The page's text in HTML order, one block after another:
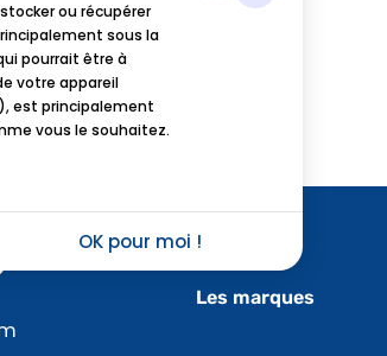
2,13 €
Nos actus
Les marques
ou récupérer
sous la
pourrait être à
votre appareil
est principalement
vous le souhaitez.
OK pour moi !